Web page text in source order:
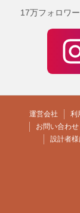
17万フォロワ
運営会社 利
お問い合わせ
設計者様